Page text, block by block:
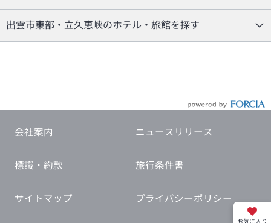
お気に入り
出雲市東部・立久恵峡のホテル・旅館を探す
会社案内 ニュースリリース
標識・約款 旅行条件書
サイトマップ プライバシーポリシー